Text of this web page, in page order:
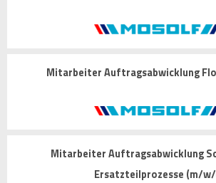
Mitarbeiter Auftragsabwicklung
Mitarbeiter Auftragsabwicklung
Ersatzteilprozesse (m/